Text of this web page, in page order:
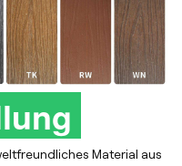
Material aus